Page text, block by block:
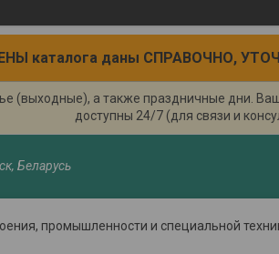
каталога даны СПРАВОЧНО,
(выходные), а также праздничные дни.
доступны 24/7 (для связи и
Беларусь
промышленности и специальной